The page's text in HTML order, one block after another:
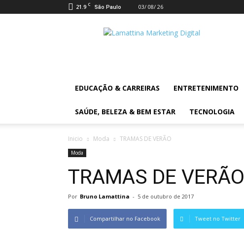
21.9 C São Paulo 03/ 08/ 26
Lamattina
EDUCAÇÃO & CARREIRAS ENTRETENIMENTO
SAÚDE, BELEZA & BEM ESTAR TECNOLOGIA
Inicio Moda TRAMAS DE VERÃO
Moda
TRAMAS DE VERÃO
Por Bruno Lamattina - 5 de outubro de 2017
Compartilhar no Facebook Tweet no Twitter